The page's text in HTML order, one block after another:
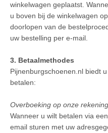
winkelwagen geplaatst.
u boven bij de winkelwagen
doorlopen van de
uw bestelling per e-mail.
3. Betaalmethodes
Pijnenburgschoenen.nl biedt
betalen:
Overboeking op onze rekening
Wanneer u wilt betalen via
email sturen met uw